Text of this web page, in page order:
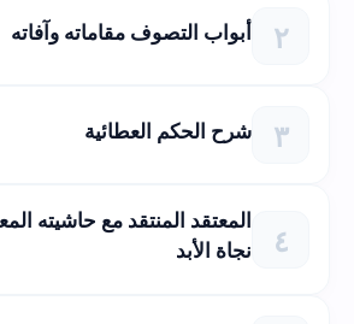
أبواب التصوف مقاماته وآفاته
شرح الحكم العطائية
المعتقد المنتقد مع حاشيته
نجاة الأبد